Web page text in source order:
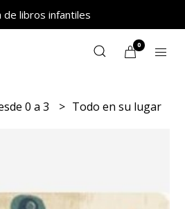
de libros infantiles
0
0 a 3 Todo en su lugar